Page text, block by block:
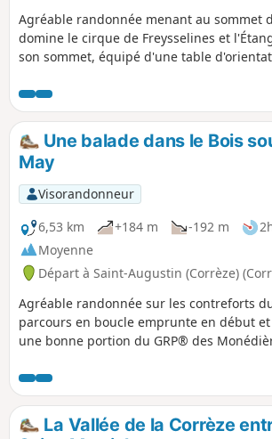
Agréable randonnée menant au sommet
domine le cirque de Freysselines et
son sommet, équipé d'une table
Une balade dans le Bois
May
Visorandonneur
6,53 km
+184 m -192 m
Moyenne
Départ à Saint-Augustin (Corrèze)
Agréable randonnée sur les contreforts
parcours en boucle emprunte en début
une bonne portion du GRP® des
La Vallée de la Corrèze